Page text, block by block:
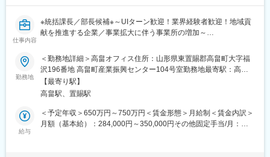
管理職として、社内のアドバイザー的役割を担い、業務のシステ
ム化やインフラ整備を進めていただきます。組織全体の生産性向
上を目指し、全国の支所運営を支援するための体制を整えていた
だける方を求めています。
■働き方および福利厚生：
◇残業について
ふるさと納税の特性上、11月から1月は繁忙期となり、残業や休
日出勤が増える場合があります。現在、業務効率化を進め、残業
◇本社研修（本社勤務以外の場合）
1ヶ月程度、島原本社での研修があり、その期間中は社宅を利用い
仕事内容
※統括課長／部長候補※～UIターン歓迎！業界経験者歓迎！地域貢
献を推進する企業／事業拡大に伴う事業所の増加～
■採用の背景：
当社は全国の自治体様のふるさと納税業務を総合的にサポートし
ており、事業は年々成長を遂げています。組織体制の強化とさら
なる事業拡大を目指し、この度、リーダーシップを発揮し組織を
牽引していただける経験豊富なリーダーを増員することにいたし
ました。地域貢献をミッションとする当社で、その意義を実感し
ながらチームを導いていただける方をお待ちしています。
勤務地
＜勤務地詳細＞高畠オフィス住所：山形県東置賜郡高畠町大字福
沢196番地 高畠町産業振興センター104号室勤務地最寄駅：高畠
駅受動喫煙対策：屋内全面禁煙変更の範囲：無
【最寄り駅】
高畠駅、置賜駅
給与
＜予定年収＞650万円～750万円＜賃金形態＞月給制＜賃金内訳＞
月額（基本給）：284,000円～350,000円その他固定手当/月：